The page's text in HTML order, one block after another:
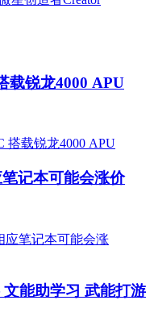
载锐龙4000 APU
记本可能会涨价
能助学习 武能打游